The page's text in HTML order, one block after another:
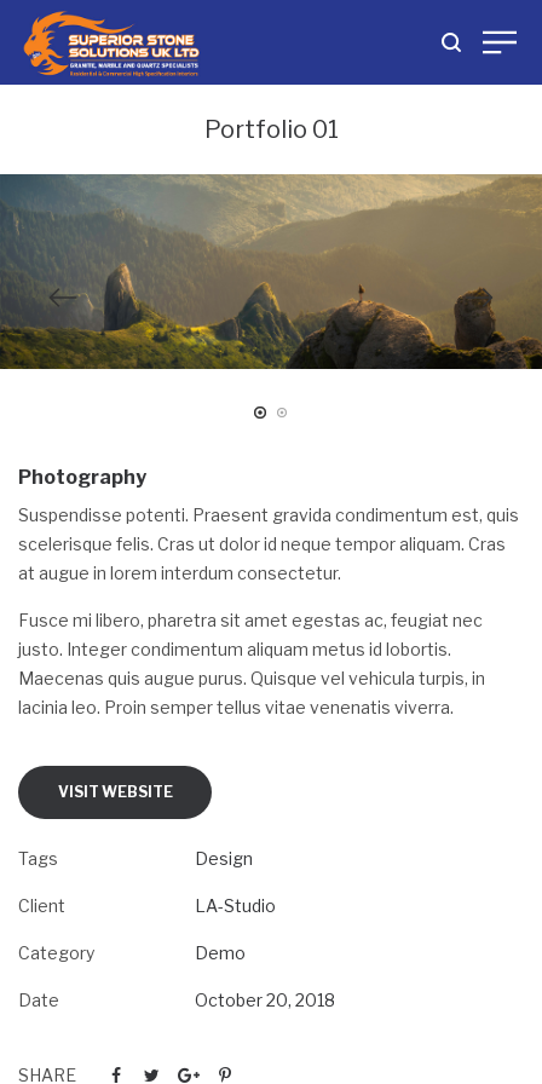
Portfolio 01
Photography
Suspendisse potenti. Praesent gravida condimentum est, quis
scelerisque felis. Cras ut dolor id neque tempor aliquam. Cras
at augue in lorem interdum consectetur.
Fusce mi libero, pharetra sit amet egestas ac, feugiat nec
justo. Integer condimentum aliquam metus id lobortis.
Maecenas quis augue purus. Quisque vel vehicula turpis, in
lacinia leo. Proin semper tellus vitae venenatis viverra.
VISIT WEBSITE
Tags Design
Client LA-Studio
Category Demo
Date October 20, 2018
SHARE